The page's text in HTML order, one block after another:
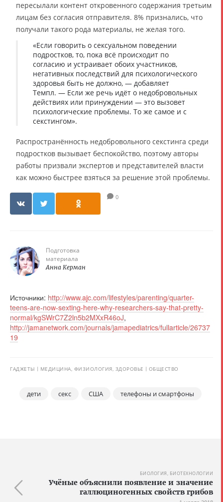
пересылали контент откровенного содержания третьим
лицам без согласия отправителя. 8% признались, что
получали такого рода материалы, не желая того.
«Если говорить о сексуальном поведении
подростков, то, пока всё происходит по
согласию и устраивает обоих участников,
негативных последствий для психологического
здоровья быть не должно, — добавляет
Темпл. — Если же речь идёт о недобровольных
действиях или принуждении — это вызовет
психологические проблемы. То же самое и с
секстингом».
Распространённость недобровольного секстинга среди
подростков вызывает беспокойство, поэтому авторы
работы призвали экспертов и представителей власти
как можно быстрее взяться за решение этой проблемы.
0
Подготовка
материала
Анна Керман
Источники: http://www.ajc.com/lifestyles/parenting/quarter-
teens-are-now-sexting-here-why-researchers-say-that-pretty-
normal/kgSWrC7Z2ln5b2MXxR46oJ,
http://jamanetwork.com/journals/jamapediatrics/fullarticle/26737
19
ГАДЖЕТЫ МЕДИЦИНА, ФИЗИОЛОГИЯ, ЗДОРОВЬЕ ОБЩЕСТВО
дети секс США телефоны и смартфоны
БИОЛОГИЯ, БИОТЕХНОЛОГИИ
Учёные объяснили появление и значение
галлюциногенных свойств грибов